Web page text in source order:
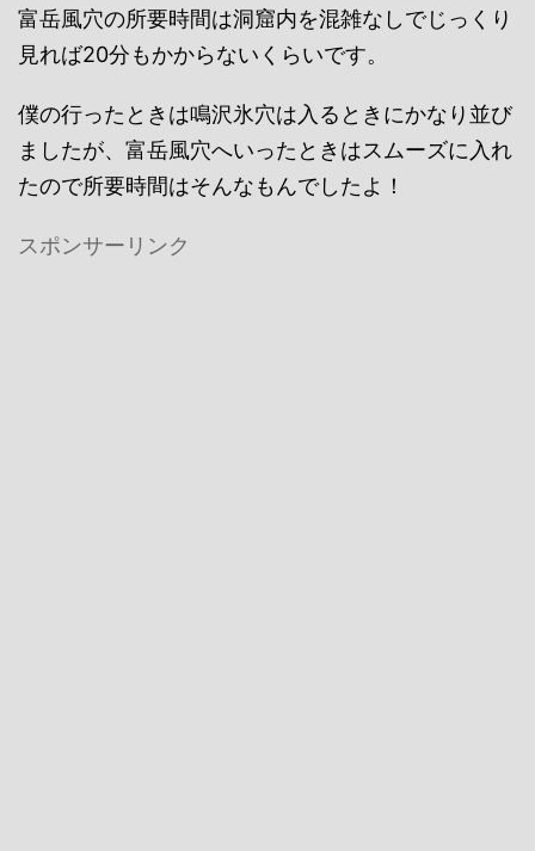
富岳風穴の所要時間は洞窟内を混雑なしでじっくり
見れば20分もかからないくらいです。
僕の行ったときは鳴沢氷穴は入るときにかなり並び
ましたが、富岳風穴へいったときはスムーズに入れ
たので所要時間はそんなもんでしたよ！
スポンサーリンク